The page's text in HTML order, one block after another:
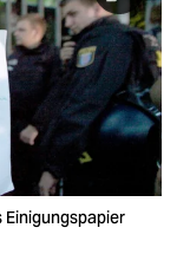
Einigungspapier